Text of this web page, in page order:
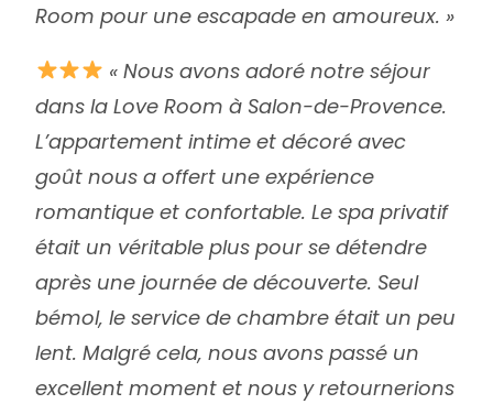
Room pour une escapade en amoureux. »
« Nous avons adoré notre séjour
dans la Love Room à Salon-de-Provence.
L’appartement intime et décoré avec
goût nous a offert une expérience
romantique et confortable. Le spa privatif
était un véritable plus pour se détendre
après une journée de découverte. Seul
bémol, le service de chambre était un peu
lent. Malgré cela, nous avons passé un
excellent moment et nous y retournerions